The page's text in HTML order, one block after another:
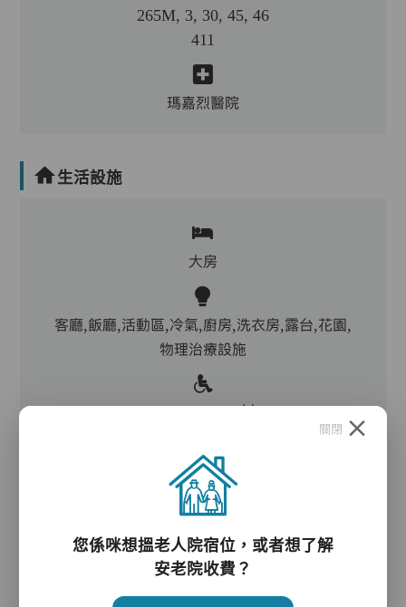
265M, 3, 30, 45, 46
411
瑪嘉烈醫院
生活設施
大房
客廳,飯廳,活動區,冷氣,廚房,洗衣房,露台,花園,
物理治療設施
主管,助理員,護理員,保健員,護士,物理治療師,職
業治療師,註冊社工,到診醫生,言語治療師,外展牙
關閉
您係咪想搵老人院宿位，或者想了解
安老院收費？